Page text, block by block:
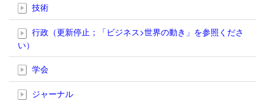
技術
行政（更新停止；「ビジネス>世界の動き」を参照くださ
い）
学会
ジャーナル